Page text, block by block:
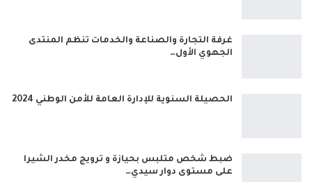
غرفة التجارة والصناعة والخدمات تنظم المنتدى
الجهوي الأول…
الحصيلة السنوية للإدارة العامة للأمن الوطني 2024
ضبط شخص متلبس بحيازة و ترويج مخدر الشيرا
على مستوى دوار سيدي…